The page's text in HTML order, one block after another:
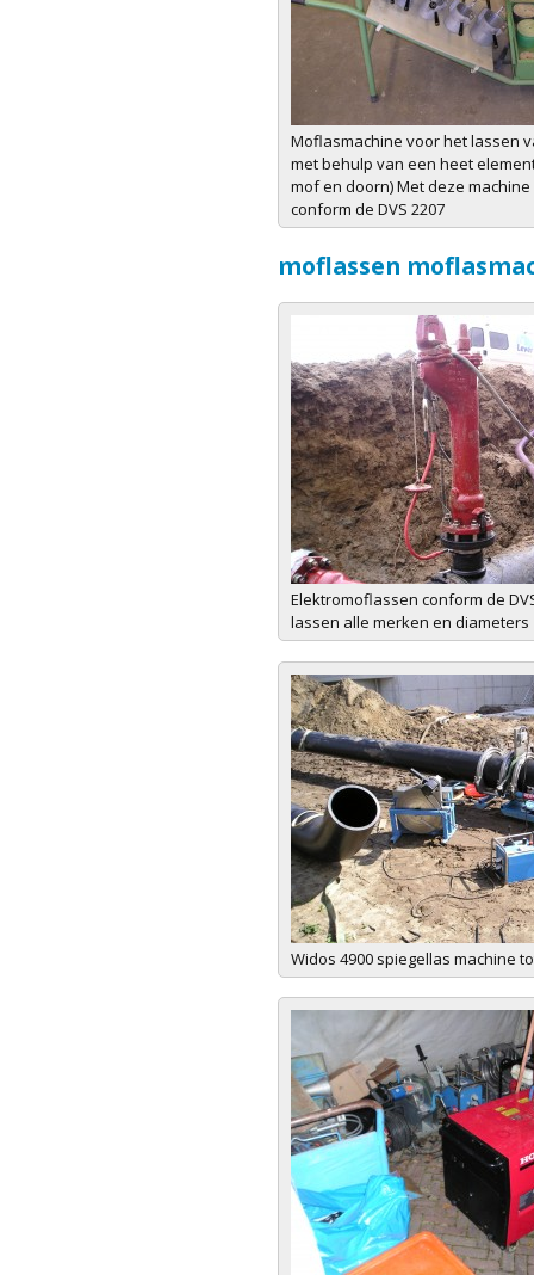
Moflasmachine voor het lassen
met behulp van een heet
mof en doorn) Met deze
conform de DVS 2207
moflassen
Elektromoflassen conform de
lassen alle merken en diameters
Widos 4900 spiegellas machine